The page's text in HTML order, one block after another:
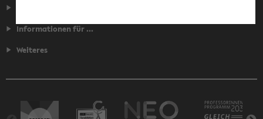
Informationen für ...
Weiteres